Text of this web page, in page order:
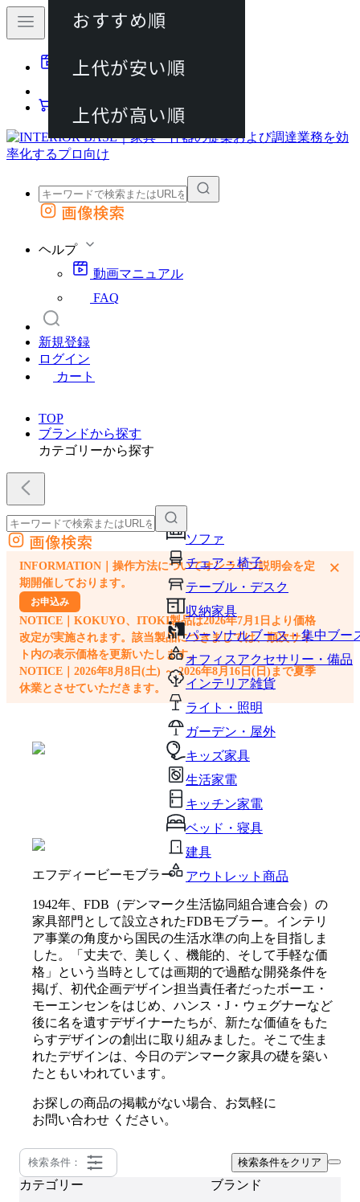
動画マニュアル
カート
外部サイトの商品をカートに追加
画像検索
ヘルプ
動画マニュアル
FAQ
新規登録
ログイン
カート
TOP
ブランドから探す
カテゴリーから探す
ソファ
チェア・椅子
テーブル・デスク
収納家具
パーソナルブース・集中ブー
オフィスアクセサリー・備品
インテリア雑貨
ライト・照明
ガーデン・屋外
キッズ家具
生活家電
キッチン家電
ベッド・寝具
建具
アウトレット商品
外部サイトの商品をカートに追加
他のサイトで見つけた商品ページのURLを貼り付けて、カートに追加できます
画像検索
INFORMATION｜操作方法についてオンライン説明会を定
期開催しております。
お申込み
NOTICE｜KOKUYO、ITOKI製品は2026年7月1日より価格
改定が実施されます。該当製品につきましては、順次サイ
ト内の表示価格を更新いたします。
NOTICE｜2026年8月8日(土) ～ 2026年8月16日(日)まで夏季
休業とさせていただきます。
×
エフディービーモブラー
1942年、FDB（デンマーク生活協同組合連合会）の
家具部門として設立されたFDBモブラー。インテリ
ア事業の角度から国民の生活水準の向上を目指しま
した。「丈夫で、美しく、機能的、そして手軽な価
格」という当時としては画期的で過酷な開発条件を
掲げ、初代企画デザイン担当責任者だったボーエ・
モーエンセンをはじめ、ハンス・J・ウェグナーなど
後に名を遺すデザイナーたちが、新たな価値をもた
らすデザインの創出に取り組みました。そこで生ま
れたデザインは、今日のデンマーク家具の礎を築い
たともいわれています。
お探しの商品の掲載がない場合、お気軽に
お問い合わせ ください。
検索条件： 検索条件をクリア
カテゴリー ブランド
おすすめ順
上代が安い順
上代が高い順